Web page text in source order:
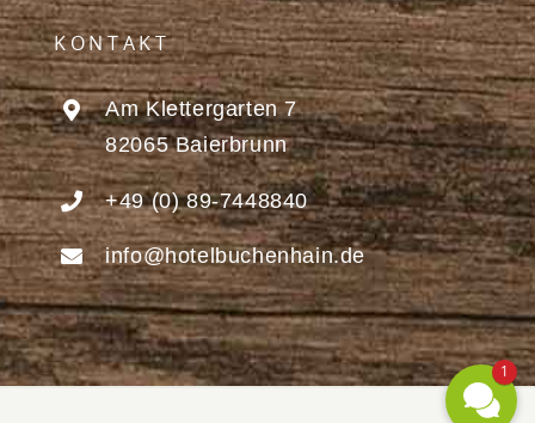
KONTAKT
Am Klettergarten 7
82065 Baierbrunn
+49 (0) 89-7448840
info@hotelbuchenhain.de
1